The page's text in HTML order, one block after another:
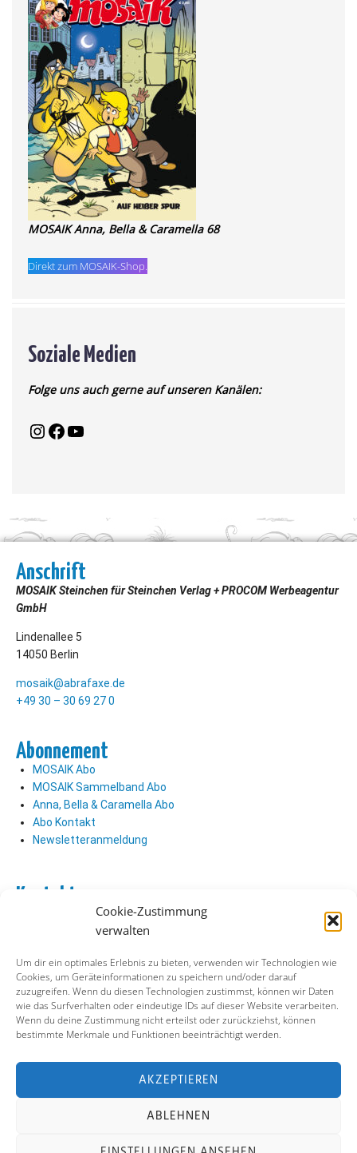
Cookie-Zustimmung
verwalten
Um dir ein optimales Erlebnis zu bieten, verwenden wir Technologien wie
Cookies, um Geräteinformationen zu speichern und/oder darauf
zuzugreifen. Wenn du diesen Technologien zustimmst, können wir Daten
wie das Surfverhalten oder eindeutige IDs auf dieser Website verarbeiten.
Wenn du deine Zustimmung nicht erteilst oder zurückziehst, können
bestimmte Merkmale und Funktionen beeinträchtigt werden.
AKZEPTIEREN
ABLEHNEN
MOSAIK Anna, Bella & Caramella 68
Direkt zum MOSAIK-Shop.
Soziale Medien
Folge uns auch gerne auf unseren Kanälen:
Anschrift
MOSAIK Steinchen für Steinchen Verlag + PROCOM Werbeagentur
GmbH
Lindenallee 5
14050 Berlin
mosaik@abrafaxe.de
+49 30 – 30 69 27 0
Abonnement
MOSAIK Abo
MOSAIK Sammelband Abo
Anna, Bella & Caramella Abo
Abo Kontakt
Newsletteranmeldung
Kontakt
Verlag Kontakt
Soziale Medien
Facebook
Instagram
Datenschutz Cookie-Richtlinie